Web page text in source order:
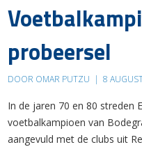
probeersel
DOOR OMAR PUTZU | 8
In de jaren 70 en 80 streden
voetbalkampioen van
aangevuld met de clubs uit